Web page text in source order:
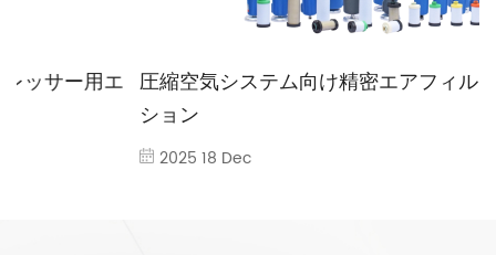
圧縮空気システム向け精密エアフィルターソリュー